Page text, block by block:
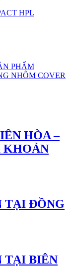
HPL
PHẨM
NHÔM COVER
HÒA –
KHOẢN
TẠI ĐỒNG
TẠI BIÊN